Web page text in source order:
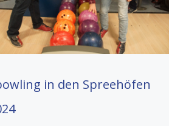
in den Spreehöfen